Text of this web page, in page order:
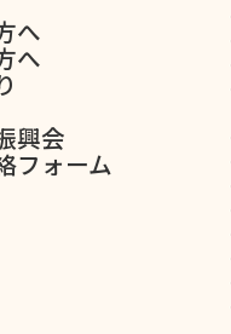
へ
へ
興会
フォーム